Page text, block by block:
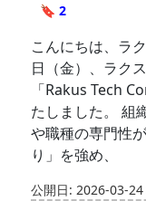
🔖 2
こんにちは、ラ
日（金）、ラク
「Rakus Tech
たしました。 組
や職種の専門性
り」を強め、
公開日: 2026-03-